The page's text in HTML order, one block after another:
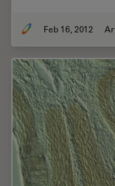
Feb 16, 2012